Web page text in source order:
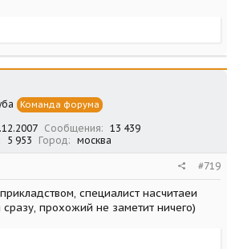
Команда форума
Сообщения
13 439
5 953 Город москва
#719
специалист насчитаеи
сразу, прохожий не заметит ничего)